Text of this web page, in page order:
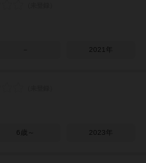
2021年
6歳～ 2023年